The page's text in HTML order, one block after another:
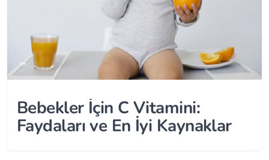
Bebekler İçin C Vitamini:
Faydaları ve En İyi Kaynaklar